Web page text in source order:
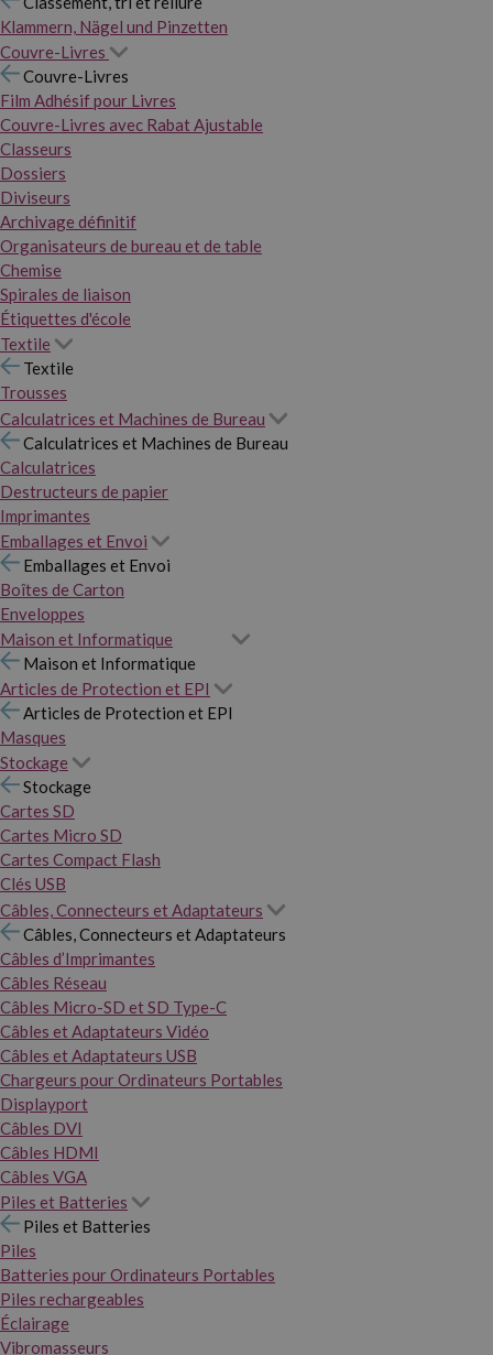
Klammern, Nägel und Pinzetten
Couvre-Livres
Couvre-Livres
Film Adhésif pour Livres
Couvre-Livres avec Rabat Ajustable
Classeurs
Dossiers
Diviseurs
Archivage définitif
Organisateurs de bureau et de table
Chemise
Spirales de liaison
Étiquettes d'école
Textile
Textile
Trousses
Calculatrices et Machines de Bureau
Calculatrices et Machines de Bureau
Calculatrices
Destructeurs de papier
Imprimantes
Emballages et Envoi
Emballages et Envoi
Boîtes de Carton
Enveloppes
Maison et Informatique
Maison et Informatique
Articles de Protection et EPI
Articles de Protection et EPI
Masques
Stockage
Stockage
Cartes SD
Cartes Micro SD
Cartes Compact Flash
Clés USB
Câbles, Connecteurs et Adaptateurs
Câbles, Connecteurs et Adaptateurs
Câbles d’Imprimantes
Câbles Réseau
Câbles Micro-SD et SD Type-C
Câbles et Adaptateurs Vidéo
Câbles et Adaptateurs USB
Chargeurs pour Ordinateurs Portables
Displayport
Câbles DVI
Câbles HDMI
Câbles VGA
Piles et Batteries
Piles et Batteries
Piles
Batteries pour Ordinateurs Portables
Piles rechargeables
Éclairage
Vibromasseurs